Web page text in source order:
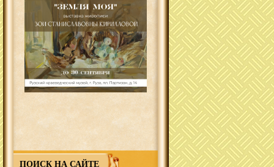
ПОИСК НА САЙТЕ